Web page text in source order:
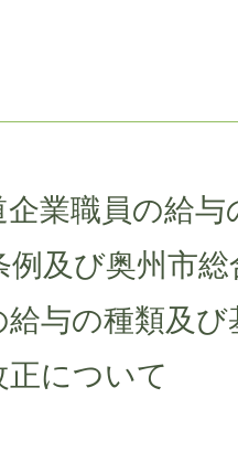
企業職員の給
例及び奥州市
給与の種類及
について